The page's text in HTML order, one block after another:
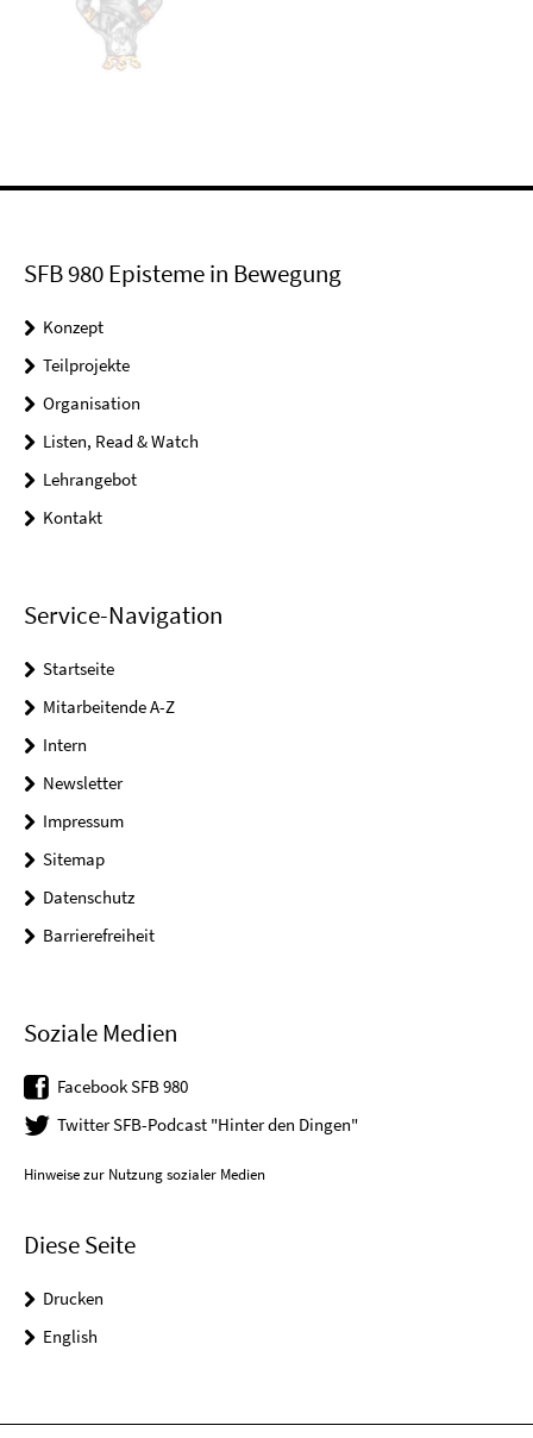
SFB 980 Episteme in Bewegung
Konzept
Teilprojekte
Organisation
Listen, Read & Watch
Lehrangebot
Kontakt
Service-Navigation
Startseite
Mitarbeitende A-Z
Intern
Newsletter
Impressum
Sitemap
Datenschutz
Barrierefreiheit
Soziale Medien
Facebook SFB 980
Twitter SFB-Podcast "Hinter den Dingen"
Hinweise zur Nutzung sozialer Medien
Diese Seite
Drucken
English